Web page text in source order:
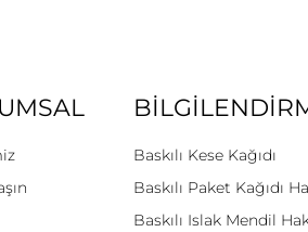
Baskılı Kese Kağıdı
Baskılı Paket Kağıdı
Baskılı Islak Mendil